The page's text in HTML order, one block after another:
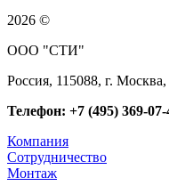
2026 ©
ООО "СТИ"
Россия, 115088, г.
Телефон: +7 (495) 369-07-
Компания
Сотрудничество
Монтаж